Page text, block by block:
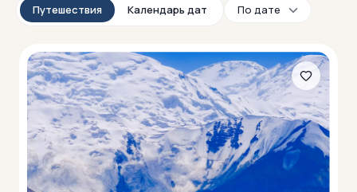
Путешествия Календарь дат